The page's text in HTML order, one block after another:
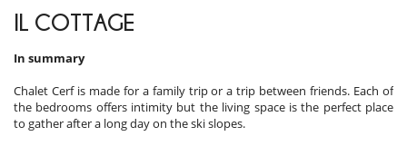
IL COTTAGE
In summary
Chalet Cerf is made for a family trip or a trip between friends. Each of
the bedrooms offers intimity but the living space is the perfect place
to gather after a long day on the ski slopes.